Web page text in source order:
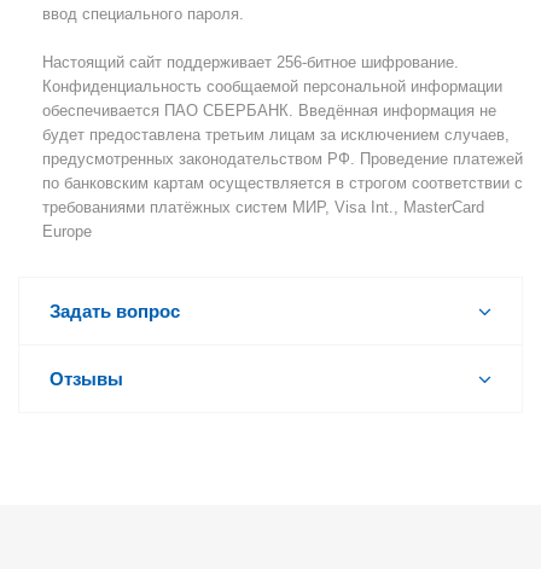
ввод специального пароля.
Настоящий сайт поддерживает 256-битное шифрование.
Конфиденциальность сообщаемой персональной информации
обеспечивается ПАО СБЕРБАНК. Введённая информация не
будет предоставлена третьим лицам за исключением случаев,
предусмотренных законодательством РФ. Проведение платежей
по банковским картам осуществляется в строгом соответствии с
требованиями платёжных систем МИР, Visa Int., MasterCard
Europe
Задать вопрос
Отзывы